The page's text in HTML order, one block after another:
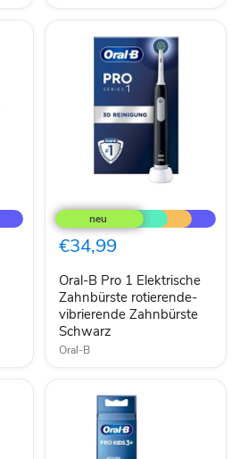
B
Pro
1
Elektrische
rotierende-
vibrierende
Zahnbürste
Schwarz
€34,99
Oral-B Pro 1 Elektrische
Zahnbürste rotierende-
vibrierende Zahnbürste
Schwarz
Oral-B